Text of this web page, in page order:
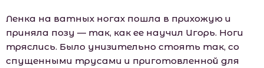
Ленка на ватных ногах пошла в прихожую и
приняла позу — так, как ее научил Игорь. Ноги
тряслись. Было унизительно стоять так, со
спущенными трусами и приготовленной для